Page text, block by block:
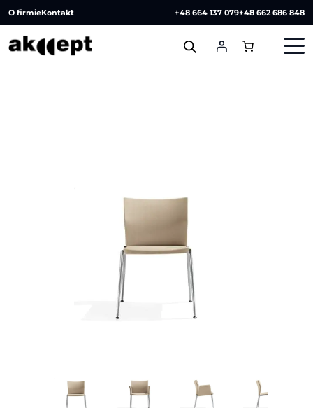
O firmieKontakt +48 664 137 079+48 662 686 848